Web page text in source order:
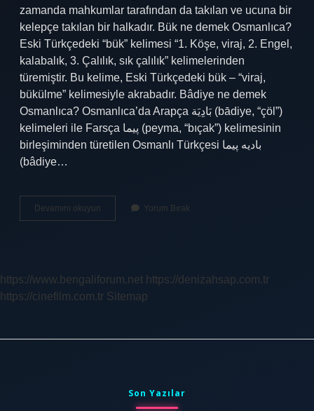
zamanda mahkumlar tarafından da takılan ve ucuna bir
kelepçe takılan bir halkadır. Bük ne demek Osmanlıca?
Eski Türkçedeki “bük” kelimesi “1. Köşe, viraj, 2. Engel,
kalabalık, 3. Çalılık, sık çalılık” kelimelerinden
türemiştir. Bu kelime, Eski Türkçedeki bük – “viraj,
bükülme” kelimesiyle akrabadır. Bâdiye ne demek
Osmanlıca? Osmanlıca’da Arapça بَادِيَة‎ (bādiye, “çöl”)
kelimeleri ile Farsça پیما‎ (peyma, “bıçak”) kelimesinin
birleşiminden türetilen Osmanlı Türkçesi بادیه پیما‎
(bâdiye…
Devamını okuyun
Ne
Yorum Bırak
https://www.bengaliforum.net https://denizahsap.com.tr
https://cinefilm.com.tr Sitemap
Son Yazılar